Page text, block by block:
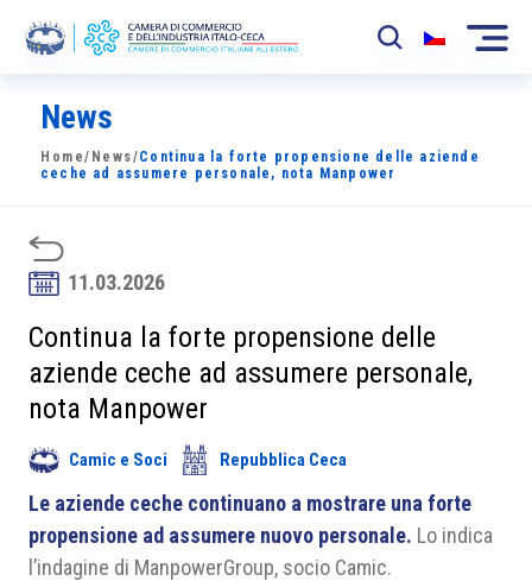
La Camera
News
Sviluppo Mercato
Soci
Partner
Area riservata
News
Home/ News/Continua la forte propensione delle aziende
ceche ad assumere personale, nota Manpower
11.03.2026
Continua la forte propensione delle
aziende ceche ad assumere personale,
nota Manpower
Camic e Soci Repubblica Ceca
Le aziende ceche continuano a mostrare una forte
propensione ad assumere nuovo personale. Lo indica
l’indagine di ManpowerGroup, socio Camic.